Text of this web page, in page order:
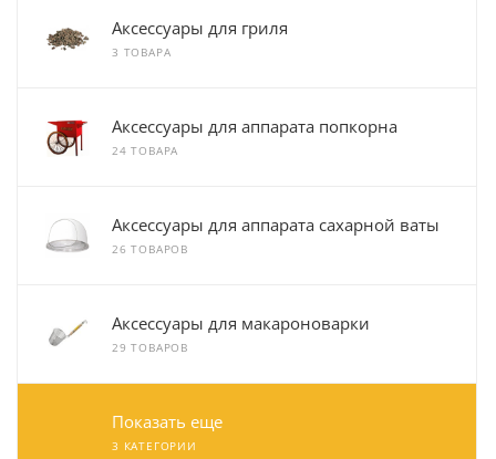
Аксессуары для гриля
3 ТОВАРА
Аксессуары для аппарата попкорна
24 ТОВАРА
Аксессуары для аппарата сахарной ваты
26 ТОВАРОВ
Аксессуары для макароноварки
29 ТОВАРОВ
Показать еще
3 КАТЕГОРИИ